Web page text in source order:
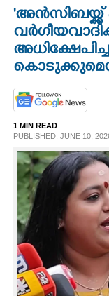
OPINION
SPIRITUAL
INFO+
ART
ASTRO
'അൻസിബയ്ക്ക്
1 MIN READ
PUBLISHED: JUNE 10,